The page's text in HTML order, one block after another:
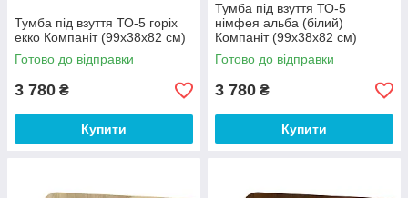
Тумба під взуття ТО-5 горіх
екко Компаніт (99х38х82 см)
Готово до відправки
3 780 ₴
Купити
Тумба під взуття ТО-5
німфея альба (білий)
Компаніт (99х38х82 см)
Готово до відправки
3 780 ₴
Купити